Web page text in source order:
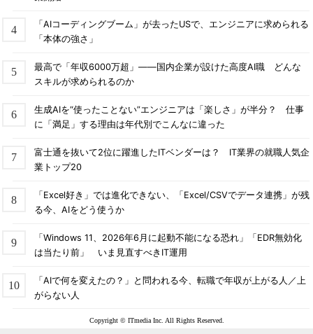
「AIコーディングブーム」が去ったUSで、エンジニアに求められる
「本体の強さ」
最高で「年収6000万超」――国内企業が設けた高度AI職 どんな
スキルが求められるのか
生成AIを“使ったことない”エンジニアは「楽しさ」が半分？ 仕事
に「満足」する理由は年代別でこんなに違った
富士通を抜いて2位に躍進したITベンダーは？ IT業界の就職人気企
業トップ20
「Excel好き」では進化できない、「Excel/CSVでデータ連携」が残
る今、AIをどう使うか
「Windows 11、2026年6月に起動不能になる恐れ」「EDR無効化
は当たり前」 いま見直すべきIT運用
「AIで何を変えたの？」と問われる今、転職で年収が上がる人／上
がらない人
Copyright © ITmedia Inc. All Rights Reserved.